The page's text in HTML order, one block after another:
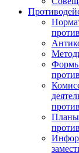
Формы
Планы